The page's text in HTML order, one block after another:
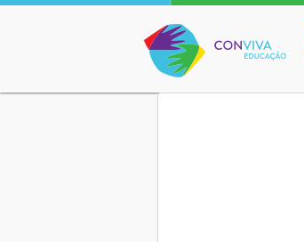
Conviva Educação